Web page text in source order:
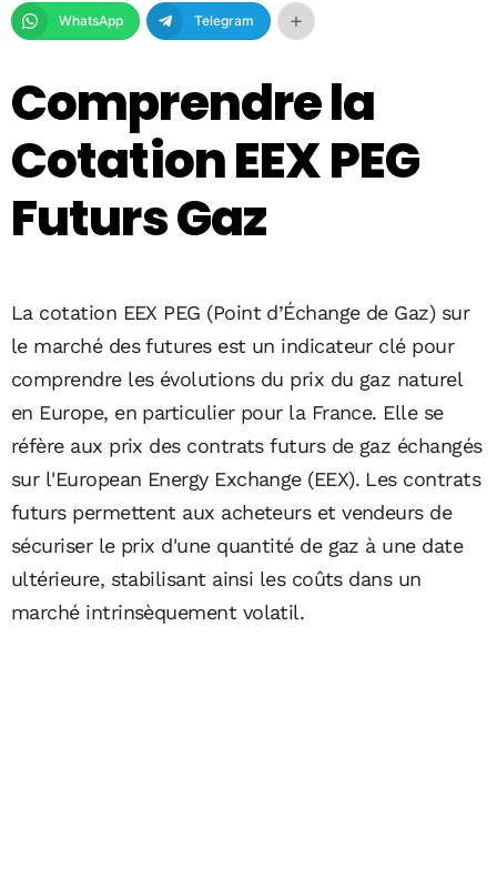
WhatsApp Telegram
Comprendre la
Cotation EEX PEG
Futurs Gaz
La cotation EEX PEG (Point d’Échange de Gaz) sur
le marché des futures est un indicateur clé pour
comprendre les évolutions du prix du gaz naturel
en Europe, en particulier pour la France. Elle se
réfère aux prix des contrats futurs de gaz échangés
sur l'European Energy Exchange (EEX). Les contrats
futurs permettent aux acheteurs et vendeurs de
sécuriser le prix d'une quantité de gaz à une date
ultérieure, stabilisant ainsi les coûts dans un
marché intrinsèquement volatil.